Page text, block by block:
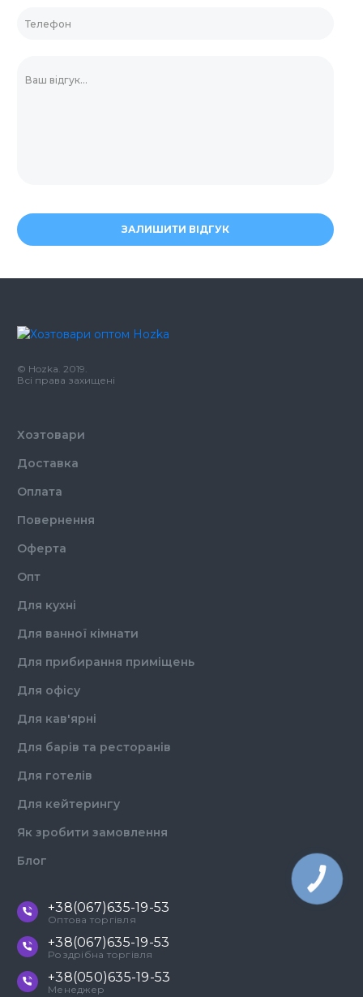
ЗАЛИШИТИ ВІДГУК
© Hozka. 2019.
Всі права захищені
Хозтовари
Доставка
Оплата
Повернення
Оферта
Опт
Для кухні
Для ванної кімнати
Для прибирання приміщень
Для офісу
Для кав'ярні
Для барів та ресторанів
Для готелів
Для кейтерингу
Як зробити замовлення
Блог
+38(067)635-19-53
Оптова торгівля
+38(067)635-19-53
Роздрібна торгівля
+38(050)635-19-53
Менеджер
КНОПКА
ЗВ'ЯЗКУ